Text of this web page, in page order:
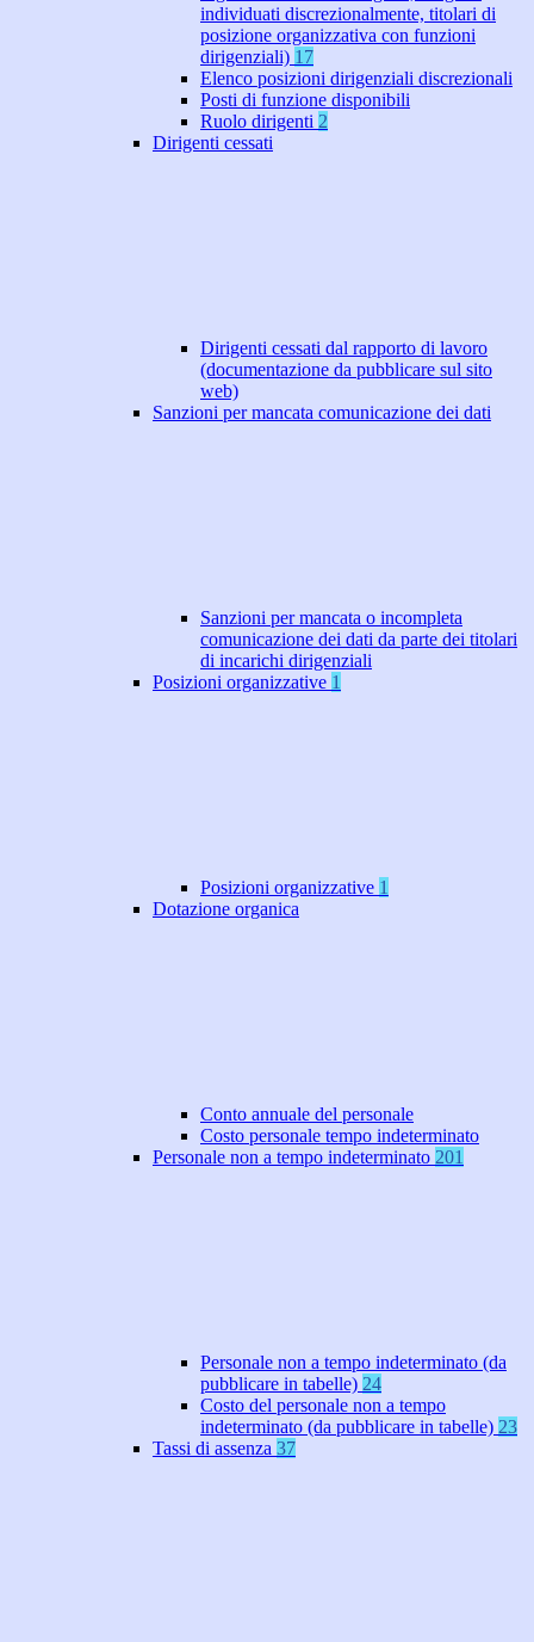
individuati discrezionalmente, titolari di
posizione organizzativa con funzioni
dirigenziali) 17
Elenco posizioni dirigenziali discrezionali
Posti di funzione disponibili
Ruolo dirigenti 2
Dirigenti cessati
Dirigenti cessati dal rapporto di lavoro
(documentazione da pubblicare sul sito
web)
Sanzioni per mancata comunicazione dei dati
Sanzioni per mancata o incompleta
comunicazione dei dati da parte dei titolari
di incarichi dirigenziali
Posizioni organizzative 1
Posizioni organizzative 1
Dotazione organica
Conto annuale del personale
Costo personale tempo indeterminato
Personale non a tempo indeterminato 201
Personale non a tempo indeterminato (da
pubblicare in tabelle) 24
Costo del personale non a tempo
indeterminato (da pubblicare in tabelle) 23
Tassi di assenza 37